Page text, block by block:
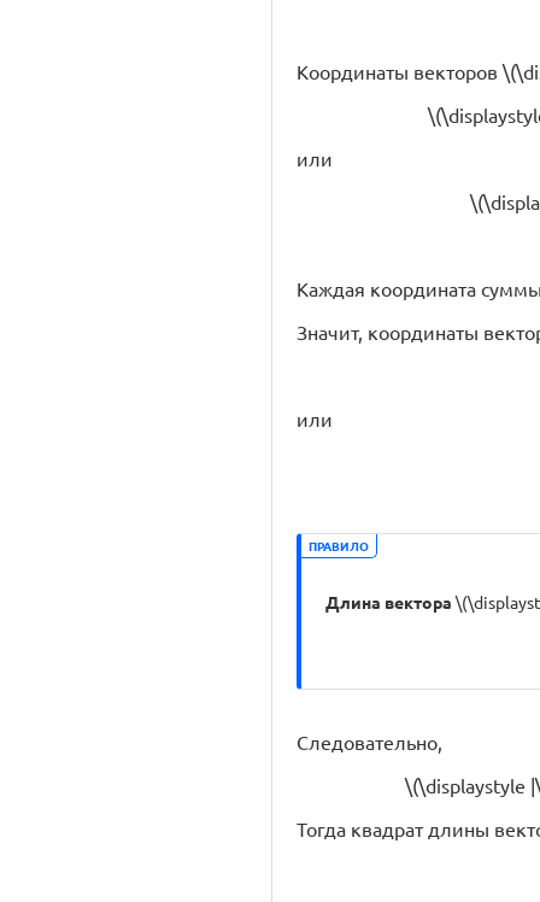
Координаты векторов
или
Каждая координата
Значит, координаты
или
ПРАВИЛО
Длина вектора
Следовательно,
\(\displaystyle
Тогда квадрат длины